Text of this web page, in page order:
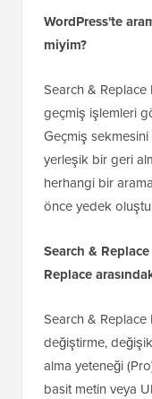
WordPress'te
miyim?
Search &
geçmiş işlemleri
Geçmiş sekmesini
yerleşik bir geri
herhangi bir
önce yedek
Search &
Replace
Search &
değiştirme,
alma yeteneği
basit metin veya